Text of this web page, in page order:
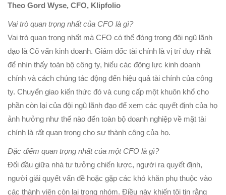
Theo Gord Wyse, CFO, Klipfolio
Vai trò quan trọng nhất của CFO là gì?
Vai trò quan trọng nhất mà CFO có thể đóng trong đội ngũ lãnh
đạo là Cố vấn kinh doanh. Giám đốc tài chính là vị trí duy nhất
để nhìn thấy toàn bộ công ty, hiểu các động lực kinh doanh
chính và cách chúng tác động đến hiệu quả tài chính của công
ty. Chuyển giao kiến thức đó và cung cấp một khuôn khổ cho
phần còn lại của đội ngũ lãnh đạo để xem các quyết định của họ
ảnh hưởng như thế nào đến toàn bộ doanh nghiệp về mặt tài
chính là rất quan trọng cho sự thành công của họ.
Đặc điểm quan trọng nhất của một CFO là gì?
Đối đầu giữa nhà tư tưởng chiến lược, người ra quyết định,
người giải quyết vấn đề hoặc gặp các khó khăn phụ thuộc vào
các thành viên còn lại trong nhóm. Điều này khiến tôi tin rằng